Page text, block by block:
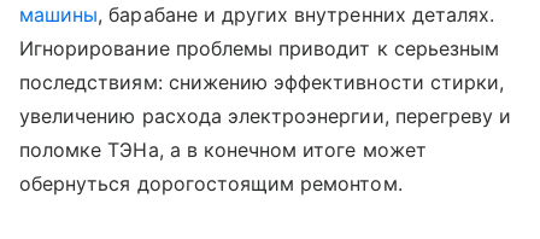
машины, барабане и других внутренних деталях.
Игнорирование проблемы приводит к серьезным
последствиям: снижению эффективности стирки,
увеличению расхода электроэнергии, перегреву и
поломке ТЭНа, а в конечном итоге может
обернуться дорогостоящим ремонтом.